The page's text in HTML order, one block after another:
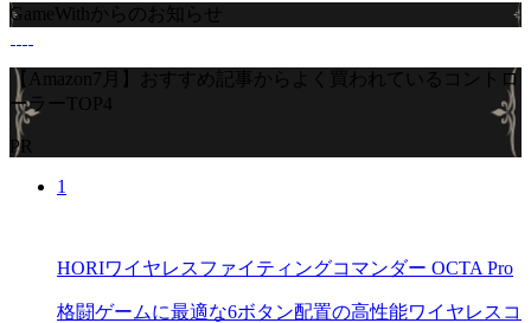
GameWithからのお知らせ
【Amazon7月】おすすめ記事からよく買われているコントロ
ーラーTOP4
PR
1
HORIワイヤレスファイティングコマンダー OCTA Pro
格闘ゲームに最適な6ボタン配置の高性能ワイヤレスコ